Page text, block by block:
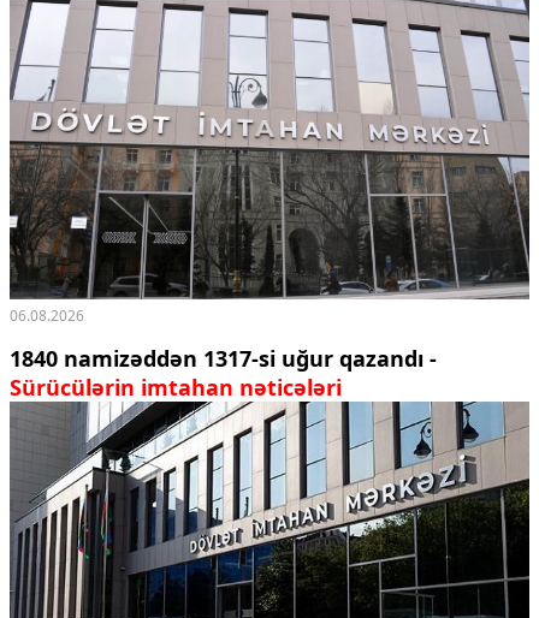
06.08.2026
1840 namizəddən 1317-si uğur qazandı -
Sürücülərin imtahan nəticələri